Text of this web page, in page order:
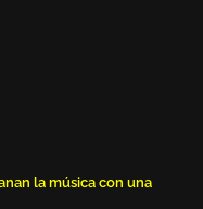
la música con una